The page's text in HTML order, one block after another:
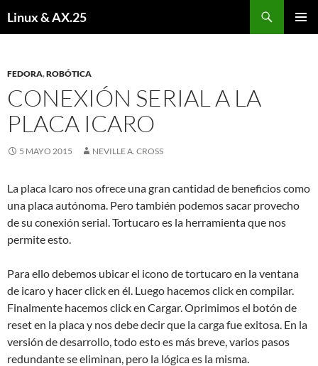
Linux & AX.25
FEDORA,ROBÓTICA
CONEXIÓN SERIAL A LA
PLACA ICARO
5 MAYO 2015 NEVILLE A. CROSS
La placa Icaro nos ofrece una gran cantidad de beneficios como
una placa autónoma. Pero también podemos sacar provecho
de su conexión serial. Tortucaro es la herramienta que nos
permite esto.
Para ello debemos ubicar el icono de tortucaro en la ventana
de icaro y hacer click en él. Luego hacemos click en compilar.
Finalmente hacemos click en Cargar. Oprimimos el botón de
reset en la placa y nos debe decir que la carga fue exitosa. En la
versión de desarrollo, todo esto es más breve, varios pasos
redundante se eliminan, pero la lógica es la misma.